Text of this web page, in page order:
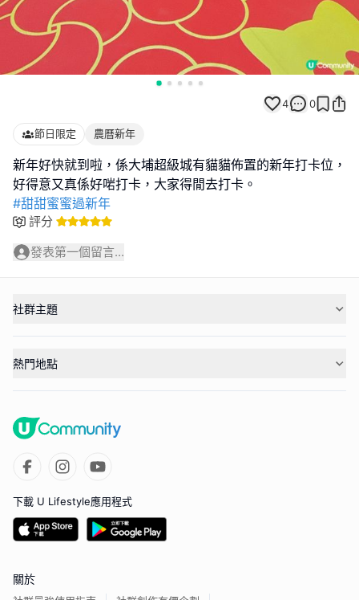
4 0
節日限定 農曆新年
新年好快就到啦，係大埔超級城有貓貓佈置的新年打卡位，
#甜甜蜜蜜過新年
評分
發表第一個留言...
社群主題
熱門地點
下載 U Lifestyle應用程式
關於